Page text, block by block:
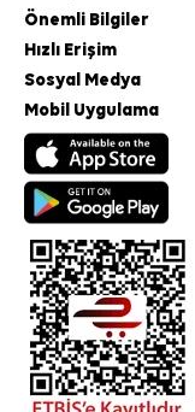
Önemli Bilgiler
Hızlı Erişim
Sosyal Medya
Mobil Uygulama